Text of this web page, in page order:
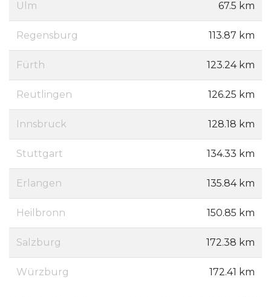
Ulm 67.5 km
Regensburg 113.87 km
Fürth 123.24 km
Reutlingen 126.25 km
Innsbruck 128.18 km
Stuttgart 134.33 km
Erlangen 135.84 km
Heilbronn 150.85 km
Salzburg 172.38 km
Würzburg 172.41 km